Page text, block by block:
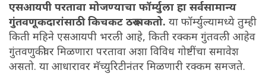
एसआयपी परतावा मोजण्याचा फॉर्म्युला हा सर्वसामान्य
गुंतवणूकदारांसाठी किचकट ठरू शकतो. या फॉर्म्युल्यामध्ये तुम्ही
किती महिने एसआयपी भरली आहे, किती रक्कम गुंतवली आहेव
गुंतवणुकीवर मिळणारा परतावा अशा विविध गोष्टींचा समावेश
असतो. या आधारावर मॅच्युरिटीनंतर मिळणारी रक्कम समजते.